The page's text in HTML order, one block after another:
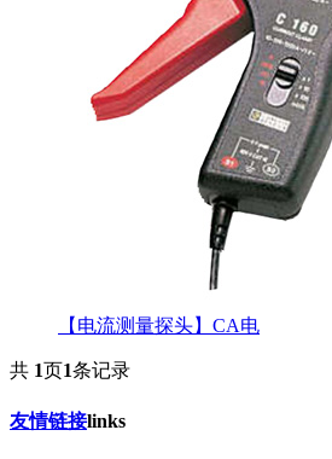
【电流测量探头】CA电
共 1页1条记录
友情链接links